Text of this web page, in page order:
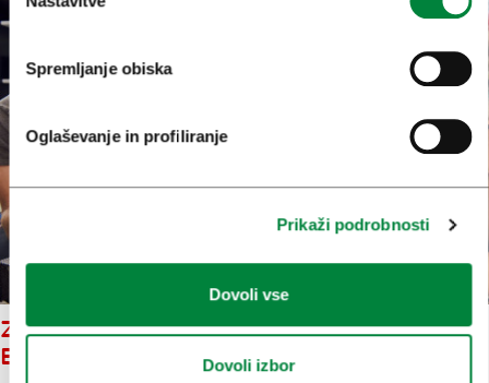
Spremljanje obiska
Oglaševanje in profiliranje
Prikaži podrobnosti
Dovoli vse
Dovoli izbor
ZAČARAJTE ZAPESTNICO
EVILEVE